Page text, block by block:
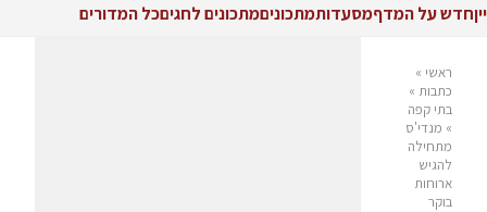
ייןחדש על המדףמסעדותמתכוניםמתכונים לחגיםכל המדורים
ראשי »
כתבות »
בתי קפה
» מנדי'ס
מתחילה
להגיש
ארוחות
בוקר